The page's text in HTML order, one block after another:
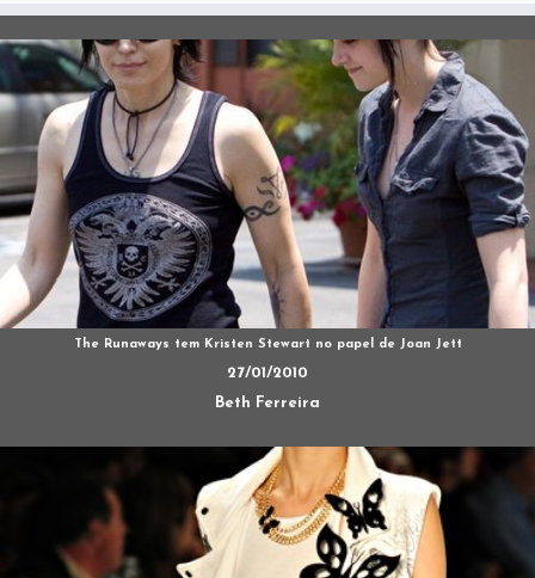
The Runaways tem Kristen Stewart no papel de Joan Jett
27/01/2010
Beth Ferreira